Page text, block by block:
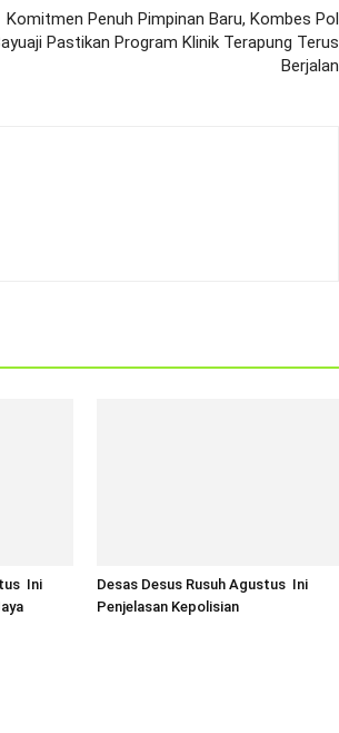
Komitmen Penuh Pimpinan Baru, Kombes Pol
Pastikan Program Klinik Terapung Terus
Berjalan
Ini
Desas Desus Rusuh Agustus Ini
Penjelasan Kepolisian